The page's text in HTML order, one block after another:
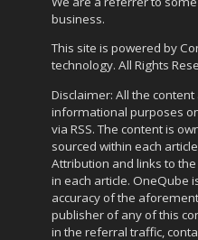
business.
This site is powered by
technology. All Rights
Disclaimer: All the
informational purposes
via RSS. The content is
sourced within each
Attribution and links to
in each article. OneQube
accuracy of the
publisher of any of this
in the referral traffic,